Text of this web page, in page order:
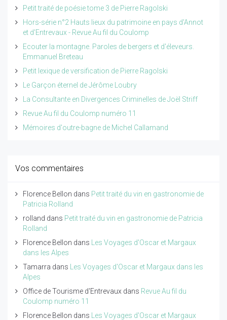
Petit traité de poésie tome 3 de Pierre Ragolski
Hors-série n°2 Hauts lieux du patrimoine en pays d'Annot
et d'Entrevaux - Revue Au fil du Coulomp
Ecouter la montagne. Paroles de bergers et d'éleveurs.
Emmanuel Breteau
Petit lexique de versification de Pierre Ragolski
Le Garçon éternel de Jérôme Loubry
La Consultante en Divergences Criminelles de Joël Striff
Revue Au fil du Coulomp numéro 11
Mémoires d'outre-bagne de Michel Callamand
Vos commentaires
Florence Bellon dans Petit traité du vin en gastronomie de
Patricia Rolland
rolland dans Petit traité du vin en gastronomie de Patricia
Rolland
Florence Bellon dans
Les Voyages d'Oscar et Margaux
dans les Alpes
Tamarra dans
Les Voyages d'Oscar et Margaux dans les
Alpes
Office de Tourisme d'Entrevaux dans Revue Au fil du
Coulomp numéro 11
Florence Bellon dans
Les Voyages d'Oscar et Margaux